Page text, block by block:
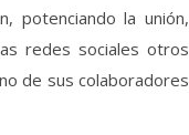
potenciando la unión,
redes sociales otros
de sus colaboradores